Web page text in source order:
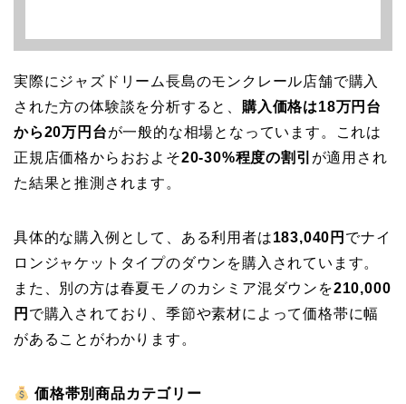
実際にジャズドリーム長島のモンクレール店舗で購入
された方の体験談を分析すると、 購入価格は18万円台
から20万円台が一般的な相場となっています。これは
正規店価格からおおよそ20-30%程度の割引 が適用され
た結果と推測されます。
具体的な購入例として、ある利用者は183,040円 でナイ
ロンジャケットタイプのダウンを購入されています。
また、別の方は春夏モノのカシミア混ダウンを210,000
円 で購入されており、季節や素材によって価格帯に幅
があることがわかります。
価格帯別商品カテゴリー